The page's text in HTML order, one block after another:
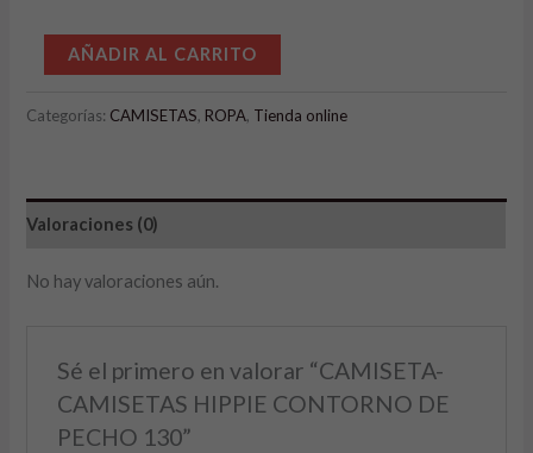
AÑADIR AL CARRITO
Categorías: CAMISETAS, ROPA, Tienda online
Valoraciones (0)
No hay valoraciones aún.
Sé el primero en valorar “CAMISETA-
CAMISETAS HIPPIE CONTORNO DE
PECHO 130”